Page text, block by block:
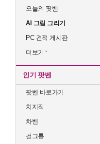
오늘의 팟벤
AI 그림 그리기
PC 견적 게시판
더보기
인기 팟벤
팟벤 바로가기
치지직
차벤
걸그룹